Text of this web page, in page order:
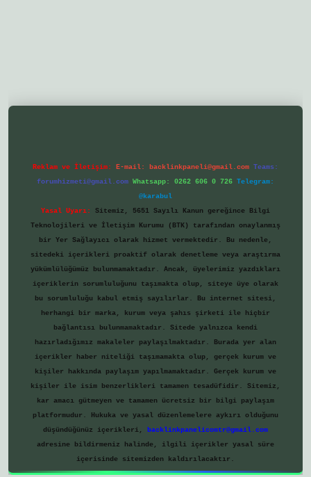
Reklam ve İletişim: E-mail: backlinkpaneli@gmail.com Teams:
forumhizmeti@gmail.com Whatsapp: 0262 606 0 726 Telegram:
@karabul
Yasal Uyarı:
Sitemiz, 5651 Sayılı Kanun gereğince Bilgi
Teknolojileri ve İletişim Kurumu (BTK) tarafından onaylanmış
bir Yer Sağlayıcı olarak hizmet vermektedir. Bu nedenle,
sitedeki içerikleri proaktif olarak denetleme veya araştırma
yükümlülüğümüz bulunmamaktadır. Ancak, üyelerimiz yazdıkları
içeriklerin sorumluluğunu taşımakta olup, siteye üye olarak
bu sorumluluğu kabul etmiş sayılırlar. Bu internet sitesi,
herhangi bir marka, kurum veya şahıs şirketi ile hiçbir
bağlantısı bulunmamaktadır. Sitede yalnızca kendi
hazırladığımız makaleler paylaşılmaktadır. Burada yer alan
içerikler haber niteliği taşımamakta olup, gerçek kurum ve
kişiler hakkında paylaşım yapılmamaktadır. Gerçek kurum ve
kişiler ile isim benzerlikleri tamamen tesadüfidir. Sitemiz,
kar amacı gütmeyen ve tamamen ücretsiz bir bilgi paylaşım
platformudur. Hukuka ve yasal düzenlemelere aykırı olduğunu
düşündüğünüz içerikleri,
backlinkpanelicomtr@gmail.com
adresine bildirmeniz halinde, ilgili içerikler yasal süre
içerisinde sitemizden kaldırılacaktır.